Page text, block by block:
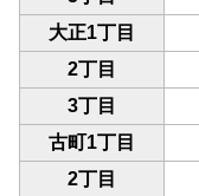
大正1丁目
2丁目
3丁目
古町1丁目
2丁目